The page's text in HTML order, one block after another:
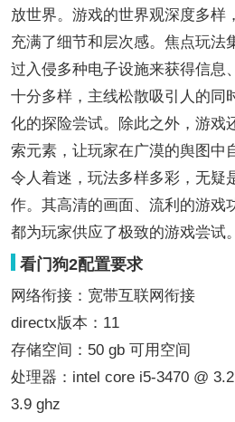
放世界。游戏的世界观深度多样
充满了细节和层次感。焦点玩法
过入侵多种电子设施来获得信息
十分多样，主线松散吸引人的同
化的探险尝试。除此之外，游戏
索元素，让玩家在广漠的舆图中
令人着迷，玩法多样多彩，无疑
作。其高清的画面、流利的游戏
都为玩家供应了极致的游戏尝试。
看门狗2配置要求
网络衔接：宽带互联网衔接
directx版本：11
存储空间：50 gb 可用空间
处理器：intel core i5-3470 @
3.9 ghz